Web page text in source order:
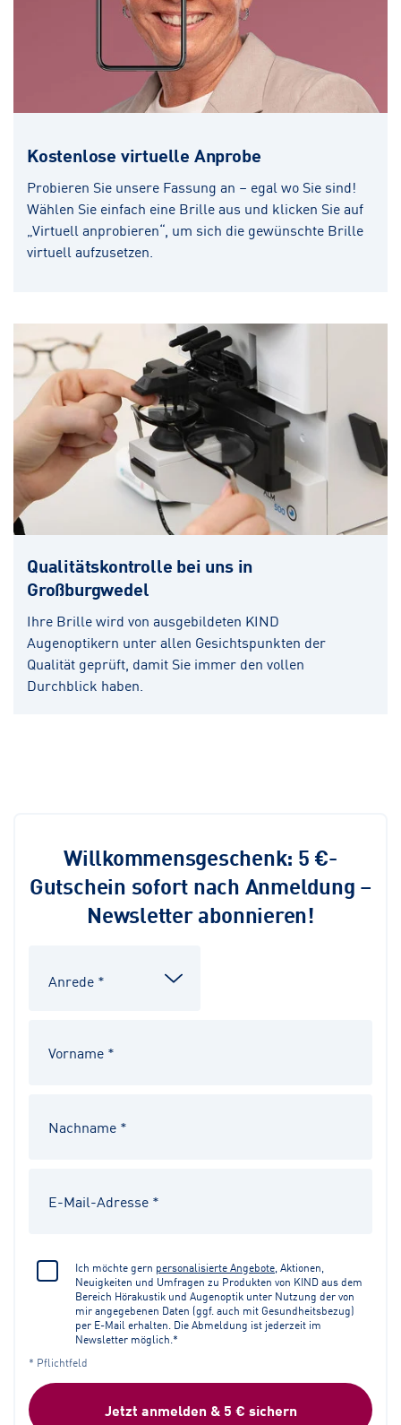
Kostenlose virtuelle Anprobe
Probieren Sie unsere Fassung an – egal wo Sie sind!
Wählen Sie einfach eine Brille aus und klicken Sie auf
„Virtuell anprobieren“, um sich die gewünschte Brille
virtuell aufzusetzen.
Qualitätskontrolle bei uns in
Großburgwedel
Ihre Brille wird von ausgebildeten KIND
Augenoptikern unter allen Gesichtspunkten der
Qualität geprüft, damit Sie immer den vollen
Durchblick haben.
Willkommensgeschenk: 5 €-
Gutschein sofort nach Anmeldung –
Newsletter abonnieren!
Ich möchte gern personalisierte Angebote , Aktionen,
Neuigkeiten und Umfragen zu Produkten von KIND aus dem
Bereich Hörakustik und Augenoptik unter Nutzung der von
mir angegebenen Daten (ggf. auch mit Gesundheitsbezug)
per E-Mail erhalten. Die Abmeldung ist jederzeit im
Newsletter möglich.*
* Pflichtfeld
Jetzt anmelden & 5 € sichern